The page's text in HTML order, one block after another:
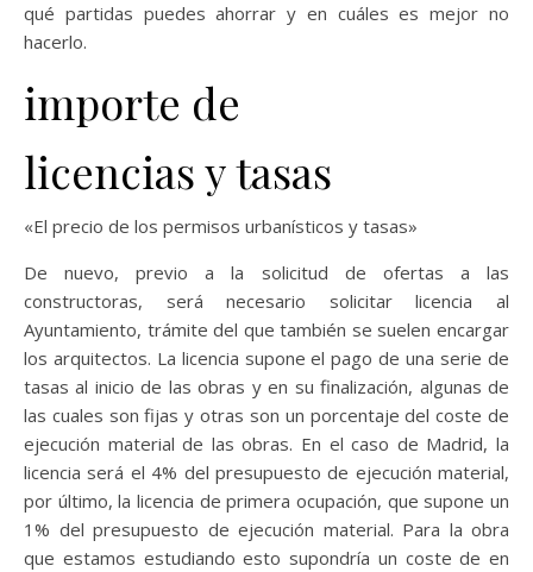
qué partidas puedes ahorrar y en cuáles es mejor no
hacerlo.
importe de
licencias y tasas
«El precio de los permisos urbanísticos y tasas»
De nuevo, previo a la solicitud de ofertas a las
constructoras, será necesario solicitar licencia al
Ayuntamiento, trámite del que también se suelen encargar
los arquitectos. La licencia supone el pago de una serie de
tasas al inicio de las obras y en su finalización, algunas de
las cuales son fijas y otras son un porcentaje del coste de
ejecución material de las obras. En el caso de Madrid, la
licencia será el 4% del presupuesto de ejecución material,
por último, la licencia de primera ocupación, que supone un
1% del presupuesto de ejecución material. Para la obra
que estamos estudiando esto supondría un coste de en